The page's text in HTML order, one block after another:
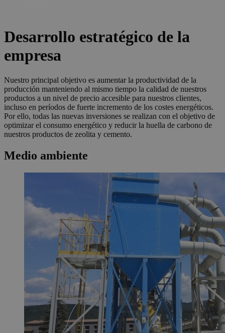
Desarrollo estratégico de la
empresa
Nuestro principal objetivo es aumentar la productividad de la
producción manteniendo al mismo tiempo la calidad de nuestros
productos a un nivel de precio accesible para nuestros clientes,
incluso en períodos de fuerte incremento de los costes energéticos.
Por ello, todas las nuevas inversiones se realizan con el objetivo de
optimizar el consumo energético y reducir la huella de carbono de
nuestros productos de zeolita y cemento.
Medio ambiente